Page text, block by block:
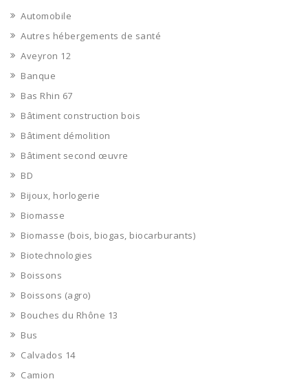
Automobile
Autres hébergements de santé
Aveyron 12
Banque
Bas Rhin 67
Bâtiment construction bois
Bâtiment démolition
Bâtiment second œuvre
BD
Bijoux, horlogerie
Biomasse
Biomasse (bois, biogas, biocarburants)
Biotechnologies
Boissons
Boissons (agro)
Bouches du Rhône 13
Bus
Calvados 14
Camion